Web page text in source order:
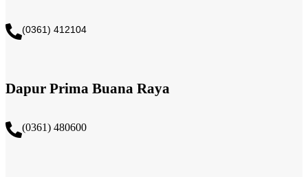
(0361) 412104
Dapur Prima Buana Raya
(0361) 480600